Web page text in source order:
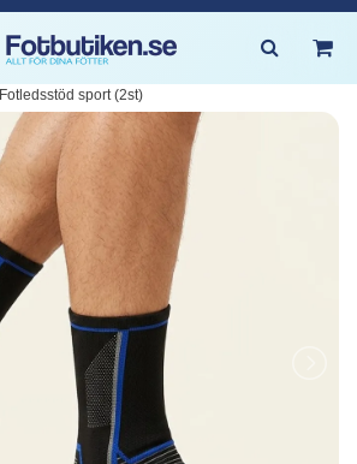
Fotledsstöd sport (2st)